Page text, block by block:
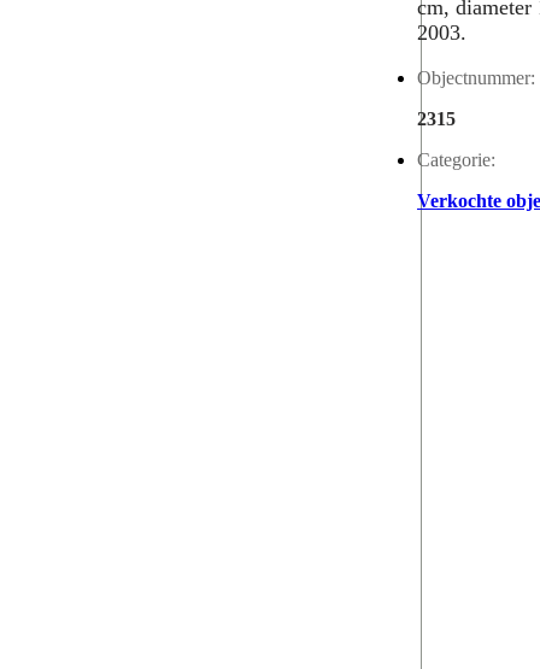
cm, diameter
2003.
Objectnummer:
2315
Categorie:
Verkochte